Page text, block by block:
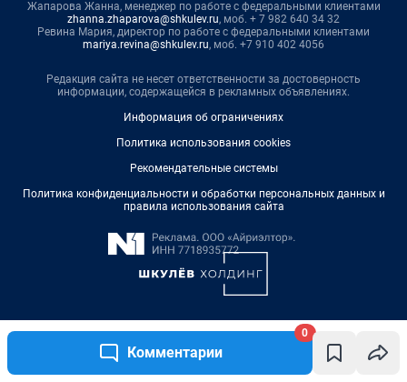
Комментарии
0
Жапарова Жанна, менеджер по работе с федеральными клиентами
zhanna.zhaparova@shkulev.ru, моб. + 7 982 640 34 32
Ревина Мария, директор по работе с федеральными клиентами
mariya.revina@shkulev.ru, моб. +7 910 402 4056
Редакция сайта не несет ответственности за достоверность
информации, содержащейся в рекламных объявлениях.
Информация об ограничениях
Политика использования cookies
Рекомендательные системы
Политика конфиденциальности и обработки персональных данных и
правила использования сайта
© ООО «Сеть городских порталов»
© ООО «Интернет Технологии»